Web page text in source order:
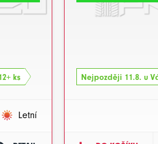
ks
Letní
Nejpozději 11.8. u